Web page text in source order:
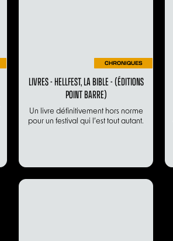
CHRONIQUES
LIVRES - HELLFEST, LA BIBLE - (ÉDITIONS
POINT BARRE)
Un livre définitivement hors norme
pour un festival qui l’est tout autant.